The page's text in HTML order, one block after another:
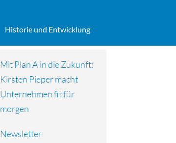
Historie und Entwicklung
Mit Plan A in die Zukunft:
Kirsten Pieper macht
Unternehmen fit für
morgen
Newsletter